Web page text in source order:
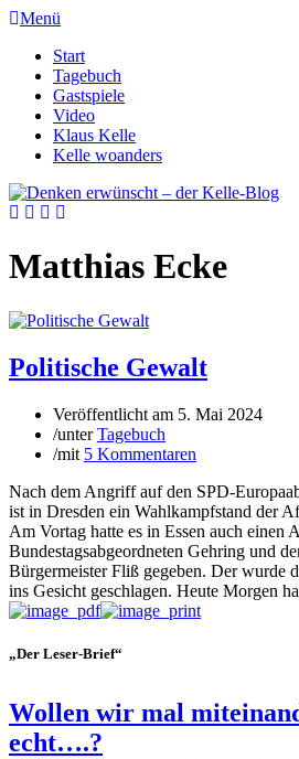
Menü
Start
Tagebuch
Gastspiele
Video
Klaus Kelle
Kelle woanders
Matthias Ecke
Politische Gewalt
Veröffentlicht am 5. Mai 2024
/unterTagebuch
/mit 5 Kommentaren
Nach dem Angriff auf den SPD-
ist in Dresden ein Wahlkampfstand der
Am Vortag hatte es in Essen auch einen
Bundestagsabgeordneten Gehring und
Bürgermeister Fliß gegeben. Der wurde
ins Gesicht geschlagen. Heute Morgen
„Der Leser-Brief“
Wollen wir mal
echt….?